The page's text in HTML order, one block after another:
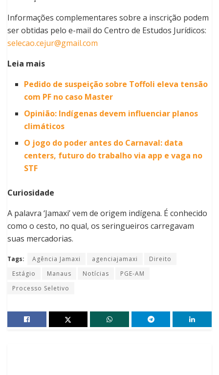
Informações complementares sobre a inscrição podem
ser obtidas pelo e-mail do Centro de Estudos Jurídicos:
selecao.cejur@gmail.com
Leia mais
Pedido de suspeição sobre Toffoli eleva tensão
com PF no caso Master
Opinião: Indígenas devem influenciar planos
climáticos
O jogo do poder antes do Carnaval: data
centers, futuro do trabalho via app e vaga no
STF
Curiosidade
A palavra ‘Jamaxi’ vem de origem indígena. É conhecido
como o cesto, no qual, os seringueiros carregavam
suas mercadorias.
Tags: Agência Jamaxi agenciajamaxi
Direito
Estágio
Manaus Notícias
PGE-AM
Processo Seletivo